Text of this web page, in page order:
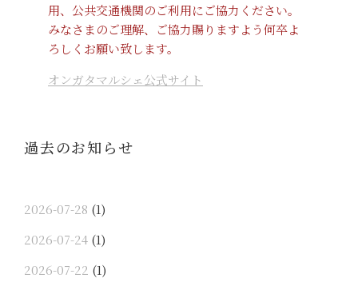
用、公共交通機関のご利用にご協力ください。
みなさまのご理解、ご協力賜りますよう何卒よ
ろしくお願い致します。
オンガタマルシェ公式サイト
過去のお知らせ
2026-07-28 (1)
2026-07-24 (1)
2026-07-22 (1)